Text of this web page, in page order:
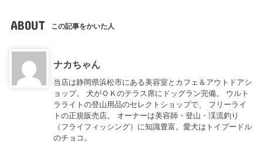
ABOUT この記事をかいた人
ナカちゃん
当店は静岡県浜松市にある美容室とカフェ＆アウトドアシ
ョップ。 犬がＯＫのテラス席にドッグラン完備。 ウルト
ラライトの登山用品のセレクトショップで、 フリーライ
トの正規販売店。 オーナーは美容師・登山・渓流釣り
（フライフィッシング）に知識豊富。愛犬はトイプードル
のチョコ。